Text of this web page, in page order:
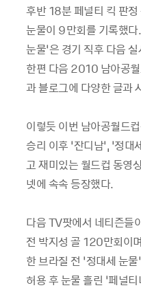
후반 18분 페널티 킥 판
눈물이 9만회를 기록했다
눈물’은 경기 직후 다음
한편 다음 2010 남아공
과 블로그에 다양한 글과
이렇듯 이번 남아공월드
승리 이후 ‘잔디남’, ‘정대
고 재미있는 월드컵 동영
넷에 속속 등장했다.
다음 TV팟에서 네티즌들
전 박지성 골 120만회이
한 브라질 전 ‘정대세 눈
허용 후 눈물 흘린 ‘페널